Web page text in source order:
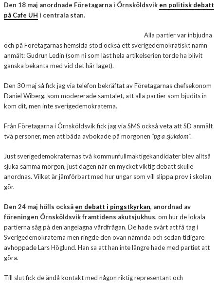
Den 18 maj anordnade Företagarna i Örnsköldsvik en politisk debatt
på Cafe UH i centrala stan.
Alla partier var inbjudna
och på Företagarnas hemsida stod också ett sverigedemokratiskt namn
anmält: Gudrun Ledin (som ni som läst hela artikelserien torde ha blivit
ganska bekanta med vid det här laget).
Den 30 maj så fick jag via telefon bekräftat av Företagarnas chefsekonom
Daniel Wiberg, som modererade samtalet, att alla partier som bjudits in
kom dit, men inte sverigedemokraterna.
Från Företagarna i Örnsköldsvik fick jag via SMS också veta att SD anmält
två personer, men att båda avbokade på morgonen ”pg a sjukdom”.
Just sverigedemokraternas två kommunfullmäktigekandidater blev alltså
sjuka samma morgon, just dagen när en mycket viktig debatt skulle
anordnas. Vilket är jämförbart med hur ungar som vill slippa prov i skolan
gör.
Den 24 maj hölls också en debatt i pingstkyrkan, anordnad av
föreningen Örnsköldsvik framtidens akutsjukhus, om hur de lokala
partierna såg på den angelägna vårdfrågan. De hade svårt att få tag i
Sverigedemokraterna men ringde den ovan nämnda och sedan tidigare
avhoppade Lars Höglund. Han sa att han inte längre hade med partiet att
göra.
Till slut fick de ändå kontakt med någon riktig representant och